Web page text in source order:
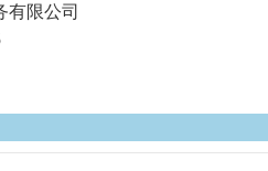
有限公司